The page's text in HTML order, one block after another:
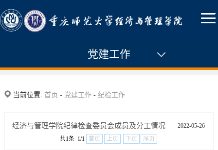
党建工作
组织机构
当前位置: 首页 - 党建工作- 纪检工作
经济与管理学院纪律检查委员会成员及分工情况
2022-05-26
共1条 1/1
首页 上页 下页 尾页